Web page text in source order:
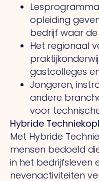
opleiding
bedrijf waar
Het regionaal
gastcolleges
Jongeren,
andere
voor
Hybride
Met Hybride
mensen bedoeld
in het bedrijfsleven
nevenactiviteiten